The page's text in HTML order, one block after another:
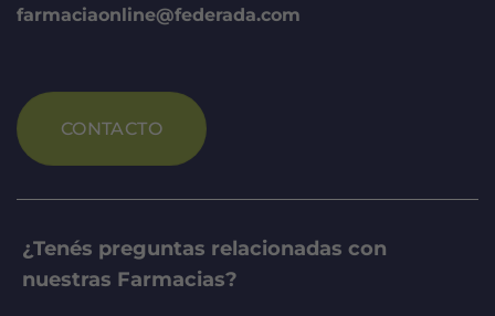
farmaciaonline@federada.com
CONTACTO
¿Tenés preguntas relacionadas con
nuestras Farmacias?